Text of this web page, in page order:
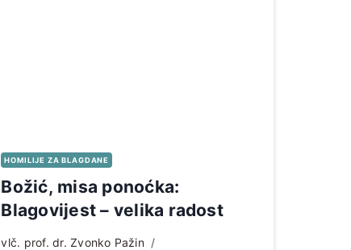
HOMILIJE ZA BLAGDANE
Božić, misa ponoćka:
Blagovijest – velika radost
vlč. prof. dr. Zvonko Pažin